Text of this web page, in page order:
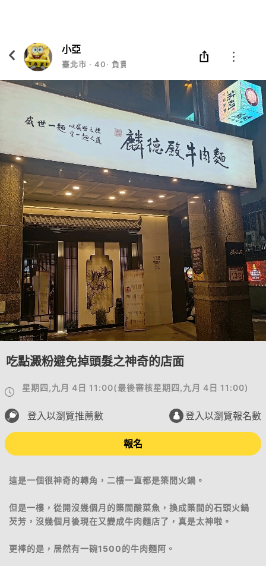
小亞
臺北市 ‧ 40‧ 負責人
吃點澱粉避免掉頭髮之神奇的店面
星期四,九月 4日 11:00(最後審核星期四,九月 4日 11:00)
登入以瀏覽推薦數 登入以瀏覽報名數
報名
這是一個很神奇的轉角，二樓一直都是築間火鍋。
但是一樓，從開沒幾個月的築間酸菜魚，換成築間的石頭火鍋
芡芳，沒幾個月後現在又變成牛肉麵店了，真是太神啦。
更棒的是，居然有一碗1500的牛肉麵阿。